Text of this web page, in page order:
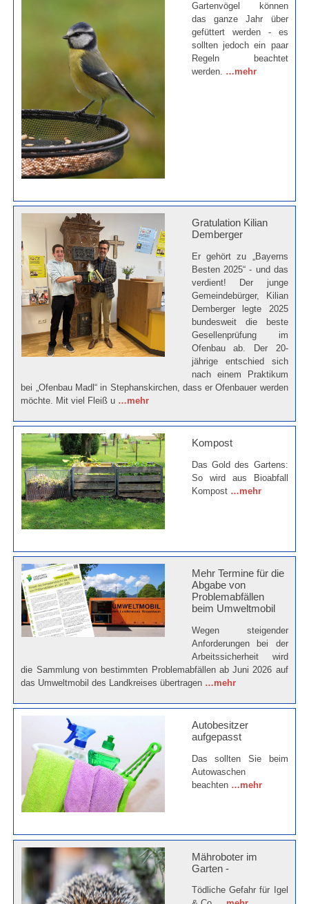
Gartenvögel können
das ganze Jahr über
gefüttert werden - es
sollten jedoch ein paar
Regeln beachtet
werden. …mehr
Gratulation Kilian
Demberger
Er gehört zu „Bayerns
Besten 2025“ - und das
verdient! Der junge
Gemeindebürger, Kilian
Demberger legte 2025
bundesweit die beste
Gesellenprüfung im
Ofenbau ab. Der 20-
jährige entschied sich
nach einem Praktikum
bei „Ofenbau Madl“ in Stephanskirchen, dass er Ofenbauer werden
möchte. Mit viel Fleiß u …mehr
Kompost
Das Gold des Gartens:
So wird aus Bioabfall
Kompost …mehr
Mehr Termine für die
Abgabe von
Problemabfällen
beim Umweltmobil
Wegen steigender
Anforderungen bei der
Arbeitssicherheit wird
die Sammlung von bestimmten Problemabfällen ab Juni 2026 auf
das Umweltmobil des Landkreises übertragen …mehr
Autobesitzer
aufgepasst
Das sollten Sie beim
Autowaschen
beachten …mehr
Mähroboter im
Garten -
Tödliche Gefahr für Igel